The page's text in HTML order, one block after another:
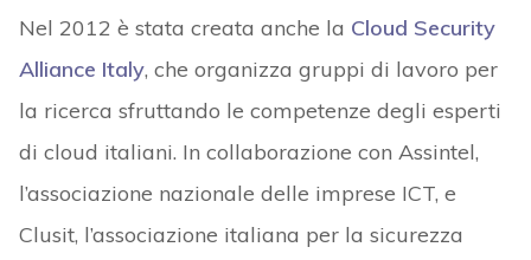
Nel 2012 è stata creata anche la Cloud Security
Alliance Italy, che organizza gruppi di lavoro per
la ricerca sfruttando le competenze degli esperti
di cloud italiani. In collaborazione con Assintel,
l’associazione nazionale delle imprese ICT, e
Clusit, l’associazione italiana per la sicurezza